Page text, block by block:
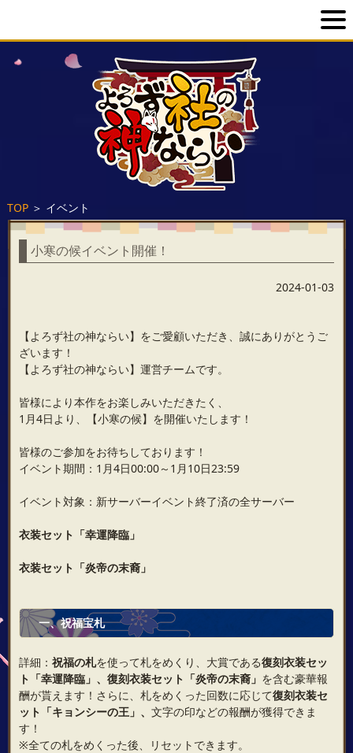
TOP＞ イベント
小寒の候イベント開催！
2024-01-03
【よろず社の神ならい】をご愛顧いただき、誠にありがとうご
ざいます！
【よろず社の神ならい】運営チームです。
皆様により本作をお楽しみいただきたく、
1月4日より、【小寒の候】を開催いたします！
皆様のご参加をお待ちしております！
イベント期間：1月4日00:00～1月10日23:59
イベント対象：新サーバーイベント終了済の全サーバー
衣装セット「幸運降臨」
衣装セット「炎帝の末裔」
一、祝福宝札
詳細： 祝福の札を使って札をめくり、大賞である復刻衣装セッ
ト「幸運降臨」、復刻衣装セット「炎帝の末裔」 を含む豪華報
酬が貰えます！さらに、札をめくった回数に応じて復刻衣装セ
ット「キョンシーの王」、 文字の印などの報酬が獲得できま
す！
※全ての札をめくった後、リセットできます。